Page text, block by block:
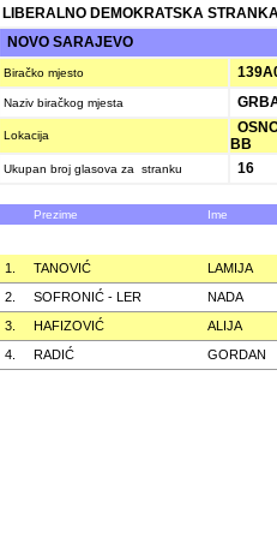
LIBERALNO DEMOKRATSKA
NOVO SARAJEVO
Biračko mjesto
Naziv biračkog mjesta
Lokacija
BB
Ukupan broj glasova za stranku 16
Prezime Ime
1. TANOVIĆ
LAMIJA
2.
SOFRONIĆ - LER
NADA
3.
HAFIZOVIĆ
ALIJA
4.
RADIĆ GORDAN